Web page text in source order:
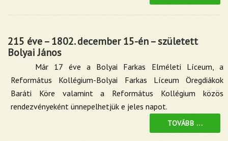
215 éve – 1802. december 15-én – született
Bolyai János
Már 17 éve a Bolyai Farkas Elméleti Líceum, a
Református Kollégium-Bolyai Farkas Líceum Öregdiákok
Baráti Köre valamint a Református Kollégium közös
rendezvényeként ünnepelhetjük e jeles napot.
TOVÁBB ...